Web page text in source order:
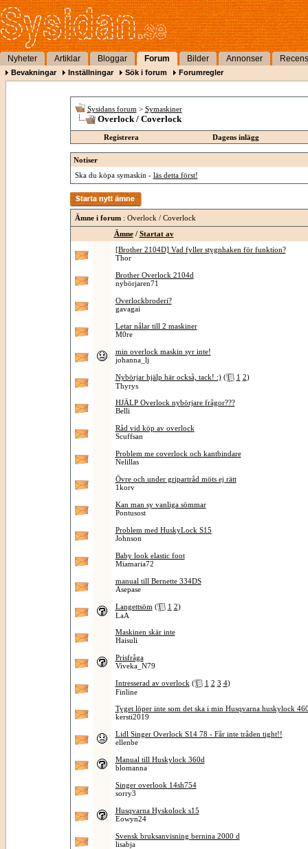
Nyheter Artiklar Bloggar Forum Bilder Annonser
Bevakningar Inställningar Sök i forum Forumregler
Sysidans forum > Symaskiner
Overlock / Coverlock
Registrera Dagens inlägg
Notiser
Ska du köpa symaskin - läs detta först!
Ämne i forum: Overlock / Coverlock
Ämne/ Startat av
[Brother 2104D] Vad fyller stygnhaken för funktion?
Thor
Brother Overlock 2104d
nybörjaren71
Overlockbroderi?
gavagai
Letar nålar till 2 maskiner
M0re
min overlock maskin syr inte!
johanna_lj
Nybörjar hjälp här också, tack! :) ( 1 2)
Thyrys
HJÄLP Overlock nybörjare frågor???
Belli
Råd vid köp av overlock
Scuffsan
Problem me coverlock och kantbindare
Nelillas
Övre och under gripartråd möts ej rätt
1korv
Kan man sy vanliga sömmar
Pontusost
Problem med HuskyLock S15
Johnson
Baby look elastic foot
Miamaria72
manual till Bernette 334DS
Asepase
Langettsöm ( 1 2)
LaA
Maskinen skär inte
Haisuli
Prisfråga
Viveka_N79
Intresserad av overlock ( 1 2 3 4)
Finline
Tyget löper inte som det ska i min Husqvarna huskylock
kersti2019
Lidl Singer Overlock S14 78 - Får inte tråden tight!!
ellenbe
Manual till Huskylock 360d
blomanna
Singer overlook 14sh754
sorry3
Husqvarna Hyskolock s15
Eowyn24
Svensk bruksanvisning bernina 2000 d
lisabja